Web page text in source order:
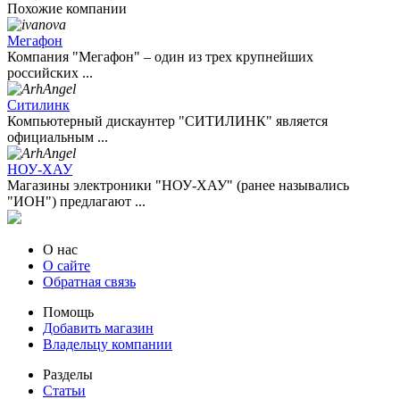
Похожие компании
Мегафон
Компания "Мегафон" – один из трех крупнейших
российских ...
Ситилинк
Компьютерный дискаунтер "СИТИЛИНК" является
официальным ...
НОУ-ХАУ
Магазины электроники "НОУ-ХАУ" (ранее назывались
"ИОН") предлагают ...
О нас
О сайте
Обратная связь
Помощь
Добавить магазин
Владельцу компании
Разделы
Статьи